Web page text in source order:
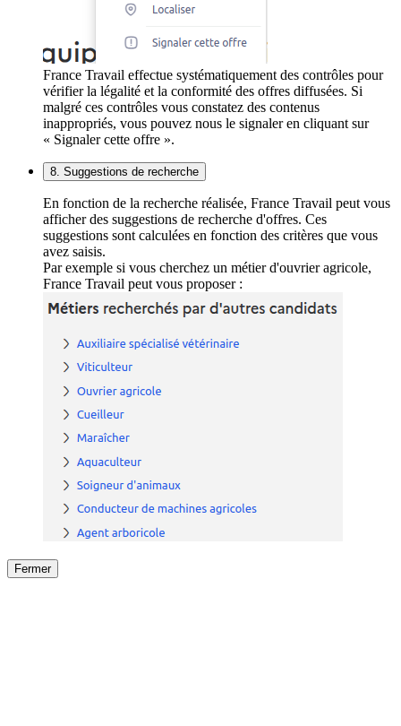
France Travail effectue systématiquement des contrôles pour
vérifier la légalité et la conformité des offres diffusées. Si
malgré ces contrôles vous constatez des contenus
inappropriés, vous pouvez nous le signaler en cliquant sur
« Signaler cette offre ».
8. Suggestions de recherche
En fonction de la recherche réalisée, France Travail peut vous
afficher des suggestions de recherche d'offres. Ces
suggestions sont calculées en fonction des critères que vous
avez saisis.
Par exemple si vous cherchez un métier d'ouvrier agricole,
France Travail peut vous proposer :
Fermer